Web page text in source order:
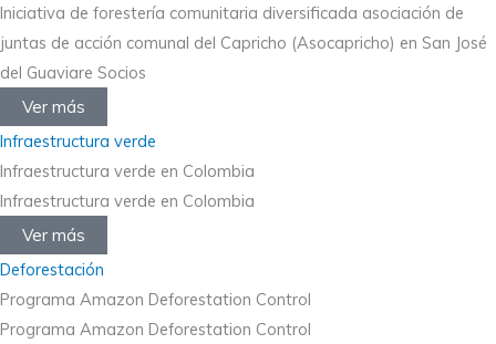
Iniciativa de forestería comunitaria diversificada asociación de
juntas de acción comunal del Capricho (Asocapricho) en San José
del Guaviare Socios
Ver más
Infraestructura verde
Infraestructura verde en Colombia
Infraestructura verde en Colombia
Ver más
Deforestación
Programa Amazon Deforestation Control
Programa Amazon Deforestation Control